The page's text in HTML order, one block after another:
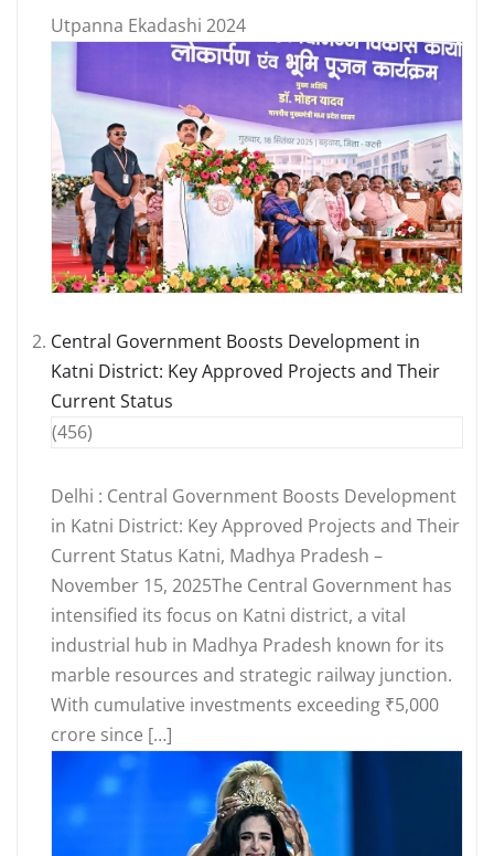
Utpanna Ekadashi 2024
Central Government Boosts Development in
Katni District: Key Approved Projects and Their
Current Status
(456)
Delhi : Central Government Boosts Development
in Katni District: Key Approved Projects and Their
Current Status Katni, Madhya Pradesh –
November 15, 2025The Central Government has
intensified its focus on Katni district, a vital
industrial hub in Madhya Pradesh known for its
marble resources and strategic railway junction.
With cumulative investments exceeding ₹5,000
crore since […]